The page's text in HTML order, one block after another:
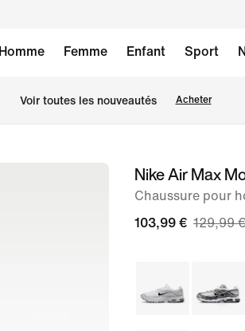
Homme Femme Enfant Sport
Voir toutes les nouveautés Acheter
image 1Nike Air Max
Chaussure pour
103,99 € 129,99 €